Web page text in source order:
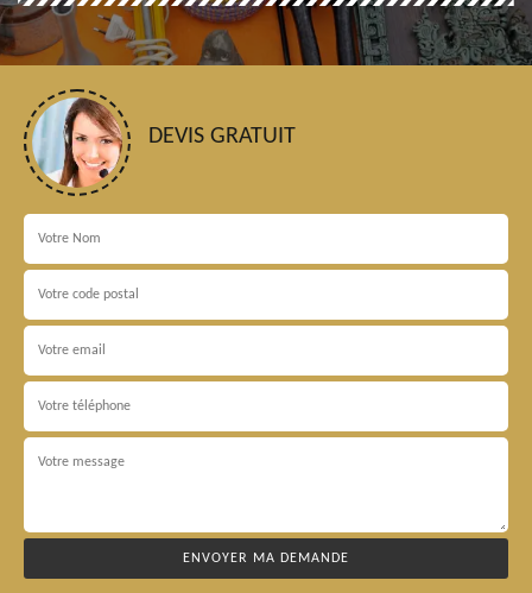
DEVIS GRATUIT